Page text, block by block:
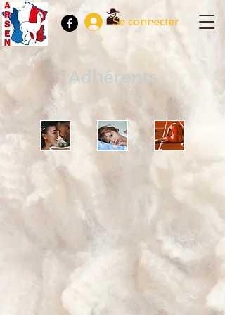
Se connecter
Adhérents